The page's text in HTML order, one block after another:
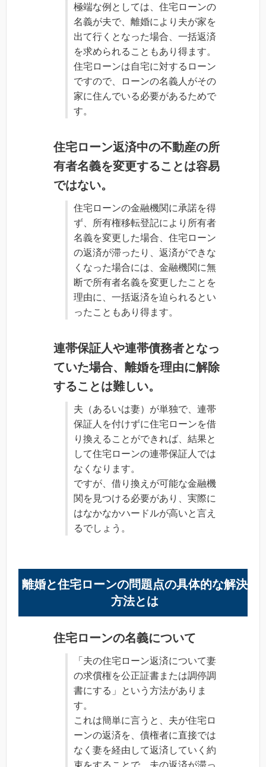
極端な例としては、住宅ローンの
名義が夫で、離婚により夫が家を
出て行くとなった場合、一括返済
を求められることもあり得ます。
住宅ローンは自宅に対するローン
ですので、ローンの名義人がその
家に住んでいる必要があるためで
す。
住宅ローン返済中の不動産の所
有者名義を変更することは容易
ではない。
住宅ローンの金融機関に承諾を得
ず、所有権移転登記により所有者
名義を変更した場合、住宅ローン
の返済が滞ったり、返済ができな
くなった場合には、金融機関に無
断で所有者名義を変更したことを
理由に、一括返済を迫られるとい
ったこともあり得ます。
連帯保証人や連帯債務者となっ
ていた場合、離婚を理由に解除
することは難しい。
夫（あるいは妻）が単独で、連帯
保証人を付けずに住宅ローンを借
り換えることができれば、結果と
して住宅ローンの連帯保証人では
なくなります。
ですが、借り換えが可能な金融機
関を見つける必要があり、実際に
はなかなかハードルが高いと言え
るでしょう。
離婚と住宅ローンの問題点の具体的な解決
方法とは
住宅ローンの名義について
「夫の住宅ローン返済について妻
の求償権を公正証書または調停調
書にする」という方法がありま
す。
これは簡単に言うと、夫が住宅ロ
ーンの返済を、債権者に直接では
なく妻を経由して返済していく約